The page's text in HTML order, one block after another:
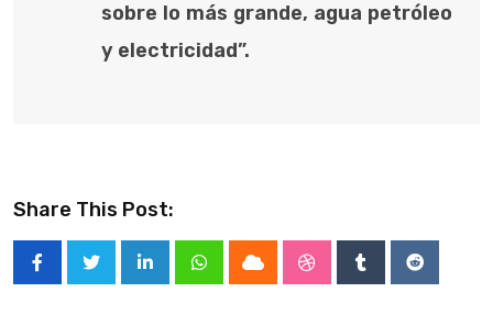
sobre lo más grande, agua petróleo
y electricidad”.
Share This Post:
LinkedInWhatsappCloud StumbleUpon
TumblrReddit